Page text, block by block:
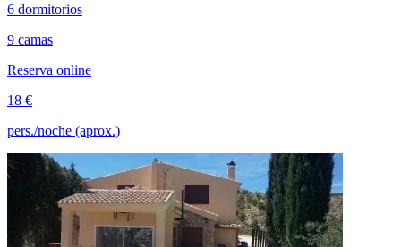
6 dormitorios
9 camas
Reserva online
18 €
pers./noche (aprox.)